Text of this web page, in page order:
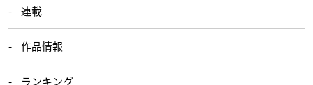
連載
作品情報
ランキング